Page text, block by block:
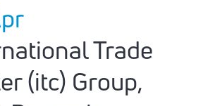
Trade
(itc) Group,